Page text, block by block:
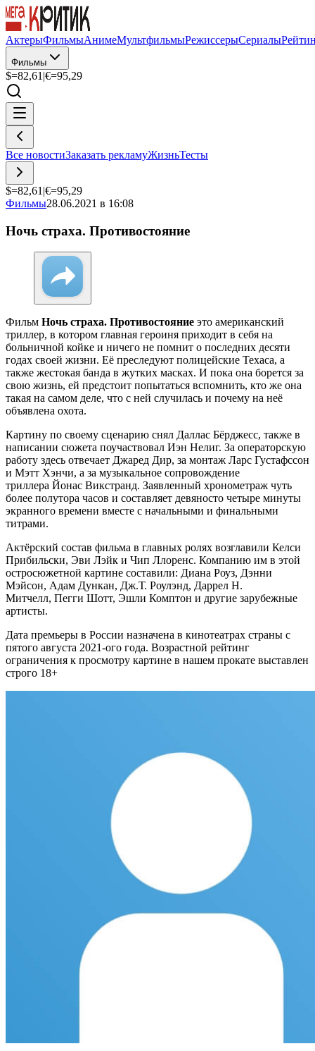
АктерыФильмыАнимеМультфильмыРежиссерыСериалы
Фильмы
$=82,61 |€=95,29
Все новостиЗаказать рекламуЖизньТесты
$=82,61 |€=95,29
Фильмы28.06.2021 в 16:08
Ночь страха. Противостояние
Фильм Ночь страха. Противостояние это американский
триллер, в котором главная героиня приходит в себя на
больничной койке и ничего не помнит о последних десяти
годах своей жизни. Её преследуют полицейские Техаса, а
также жестокая банда в жутких масках. И пока она борется за
свою жизнь, ей предстоит попытаться вспомнить, кто же она
такая на самом деле, что с ней случилась и почему на неё
объявлена охота.
Картину по своему сценарию снял Даллас Бёрджесс, также в
написании сюжета поучаствовал Иэн Нелиг. За операторскую
работу здесь отвечает Джаред Дир, за монтаж Ларс Густафссон
и Мэтт Хэнчи, а за музыкальное сопровождение
триллера Йонас Викстранд. Заявленный хронометраж чуть
более полутора часов и составляет девяносто четыре минуты
экранного времени вместе с начальными и финальными
титрами.
Актёрский состав фильма в главных ролях возглавили Келси
Прибильски, Эви Лэйк и Чип Ллоренс. Компанию им в этой
остросюжетной картине составили: Диана Роуз, Дэнни
Мэйсон, Адам Дункан, Дж.Т. Роулэнд, Даррел Н.
Митчелл, Пегги Шотт, Эшли Комптон и другие зарубежные
артисты.
Дата премьеры в России назначена в кинотеатрах страны с
пятого августа 2021-ого года. Возрастной рейтинг
ограничения к просмотру картине в нашем прокате выставлен
строго 18+